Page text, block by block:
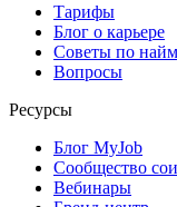
Тарифы
Блог о карьере
Советы по
Вопросы
Ресурсы
Блог MyJob
Сообщество
Вебинары